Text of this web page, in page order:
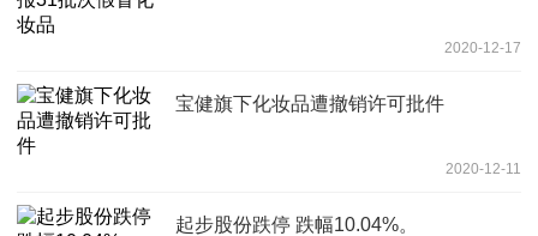
2020-12-17
宝健旗下化妆品遭撤销许可批件
2020-12-11
起步股份跌停 跌幅10.04%。